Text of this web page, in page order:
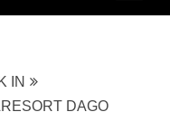
IN
DAGO